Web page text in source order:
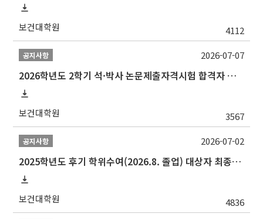
보건대학원 4112
공지사항
2026학년도 2학기 석·박사 논문제출자격시험 합격자 공고(TSQ Exam Result)
보건대학원 3567
2026-07-07
공지사항
2025학년도 후기 학위수여(2026.8. 졸업) 대상자 최종인준 논문 제출 안내
보건대학원 4836
2026-07-02